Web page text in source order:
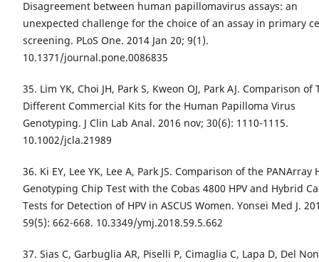
Disagreement between human papillomavirus assays: an
unexpected challenge for the choice of an assay in primary
screening. PLoS One. 2014 Jan 20; 9(1).
10.1371/journal.pone.0086835
35. Lim YK, Choi JH, Park S, Kweon OJ, Park AJ. Comparison of
Different Commercial Kits for the Human Papilloma Virus
Genotyping. J Clin Lab Anal. 2016 nov; 30(6): 1110-1115.
10.1002/jcla.21989
36. Ki EY, Lee YK, Lee A, Park JS. Comparison of the PANArray
Genotyping Chip Test with the Cobas 4800 HPV and Hybrid
Tests for Detection of HPV in ASCUS Women. Yonsei Med J.
59(5): 662-668. 10.3349/ymj.2018.59.5.662
37. Sias C, Garbuglia AR, Piselli P, Cimaglia C, Lapa D, Del